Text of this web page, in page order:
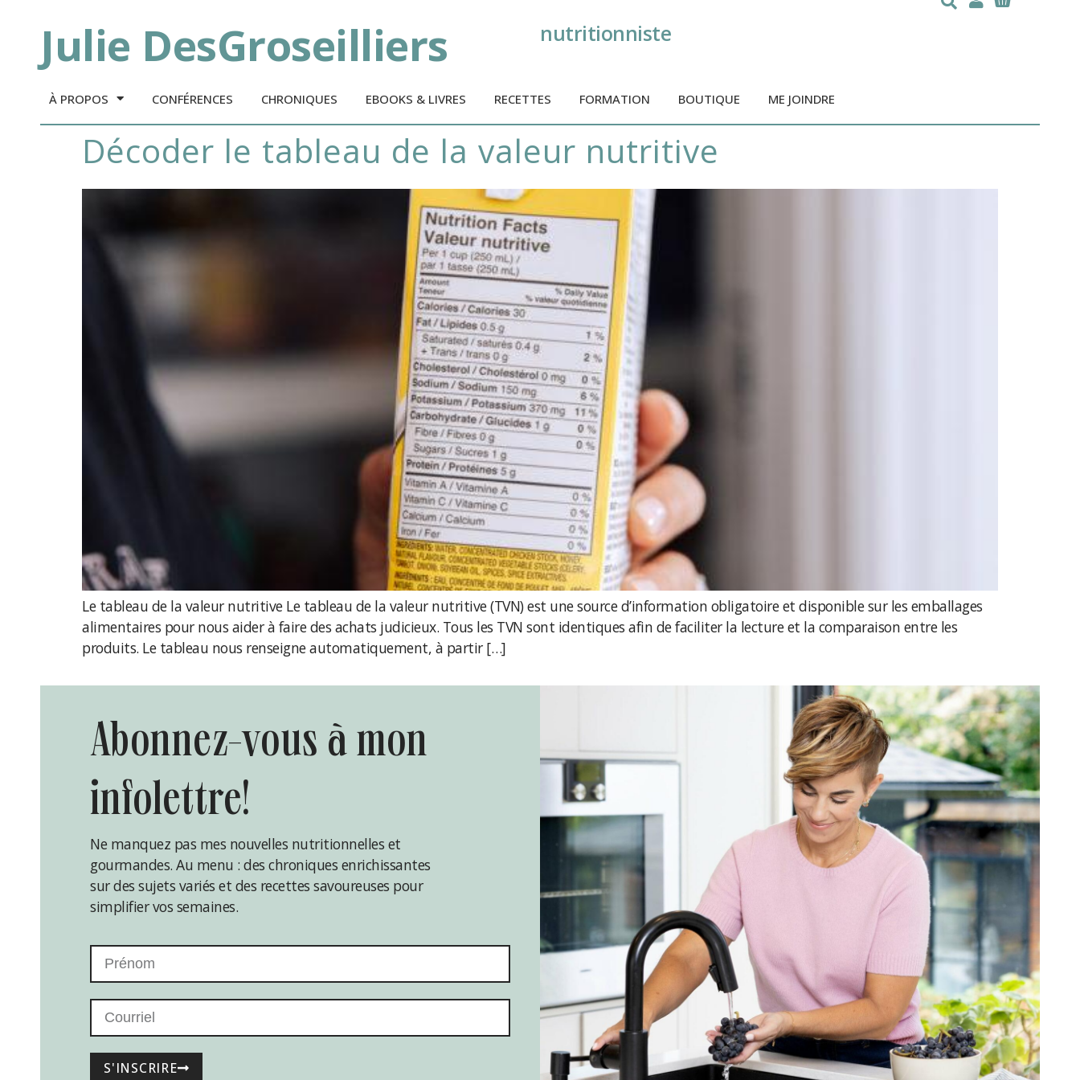
Julie DesGroseilliers nutritionniste
À PROPOS CONFÉRENCES CHRONIQUES EBOOKS & LIVRES RECETTES FORMATION BOUTIQUE ME JOINDRE
décoder le tableau de la valeur nutritive
Le tableau de la valeur nutritive Le tableau de la valeur nutritive (TVN) est une source d’information obligatoire et disponible sur les emballages
alimentaires pour nous aider à faire des achats judicieux. Tous les TVN sont identiques afin de faciliter la lecture et la comparaison entre les
produits. Le tableau nous renseigne automatiquement, à partir […]
abonnez-vous à mon
infolettre!
Ne manquez pas mes nouvelles nutritionnelles et
gourmandes. Au menu : des chroniques enrichissantes
sur des sujets variés et des recettes savoureuses pour
simplifier vos semaines.
S'INSCRIRE